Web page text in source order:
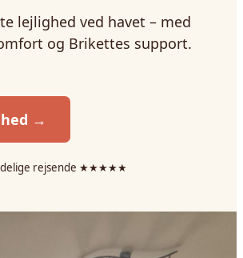
lejlighed ved havet – med
og Brikettes support.
→
rejsende ★★★★★